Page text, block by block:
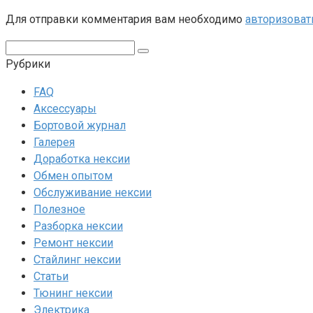
Для отправки комментария вам необходимо
Рубрики
FAQ
Аксессуары
Бортовой журнал
Галерея
Доработка нексии
Обмен опытом
Обслуживание нексии
Полезное
Разборка нексии
Ремонт нексии
Стайлинг нексии
Статьи
Тюнинг нексии
Электрика